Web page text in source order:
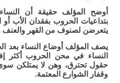
أوضح المؤلف حقيقة أن
بتداعيات الحروب بفقدان الأب أو
يتعرضن لصنوف من القهر والعنف
يصف المؤلف أوضاع النساء بعد
النساء في محن الحروب أكثر
حقول تحترق، وهن لا يمتلكن
وقفار الشوارع المعتمة.